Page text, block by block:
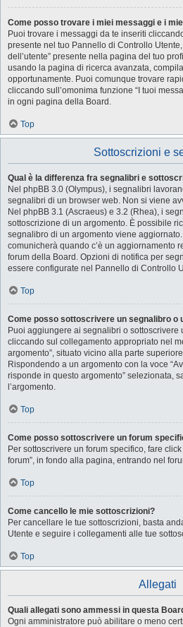
Come posso trovare i miei messaggi e i
Puoi trovare i messaggi da te inseriti
presente nel tuo Pannello di Controllo
dell’utente” presente nella pagina del tuo
usando la pagina di ricerca avanzata,
opportunamente. Puoi comunque trovare
cliccando sull’omonima funzione “I tuoi
in ogni pagina della Board.
Top
Sottoscrizioni e
Qual è la differenza fra segnalibri e
Nel phpBB 3.0 (Olympus), i segnalibri
segnalibri di un browser web. Non si viene
Nel phpBB 3.1 (Ascraeus) e 3.2 (Rhea), i
sottoscrizione di un argomento. È possibile
segnalibro di un argomento viene
comunicherà quando c’è un aggiornamento
forum della Board. Opzioni di notifica per
essere configurate nel Pannello di Controllo
Top
Come posso sottoscrivere un segnalibro o
Puoi aggiungere ai segnalibri o sottoscrivere
cliccando sul collegamento appropriato nel
argomento”, situato vicino alla parte
Rispondendo a un argomento con la voce
risponde in questo argomento” selezionata,
l’argomento.
Top
Come posso sottoscrivere un forum
Per sottoscrivere un forum specifico, fare
forum”, in fondo alla pagina, entrando nel
Top
Come cancello le mie sottoscrizioni?
Per cancellare le tue sottoscrizioni, basta
Utente e seguire i collegamenti alle tue
Top
Allegati
Quali allegati sono ammessi in questa
Ogni amministratore può abilitare o meno